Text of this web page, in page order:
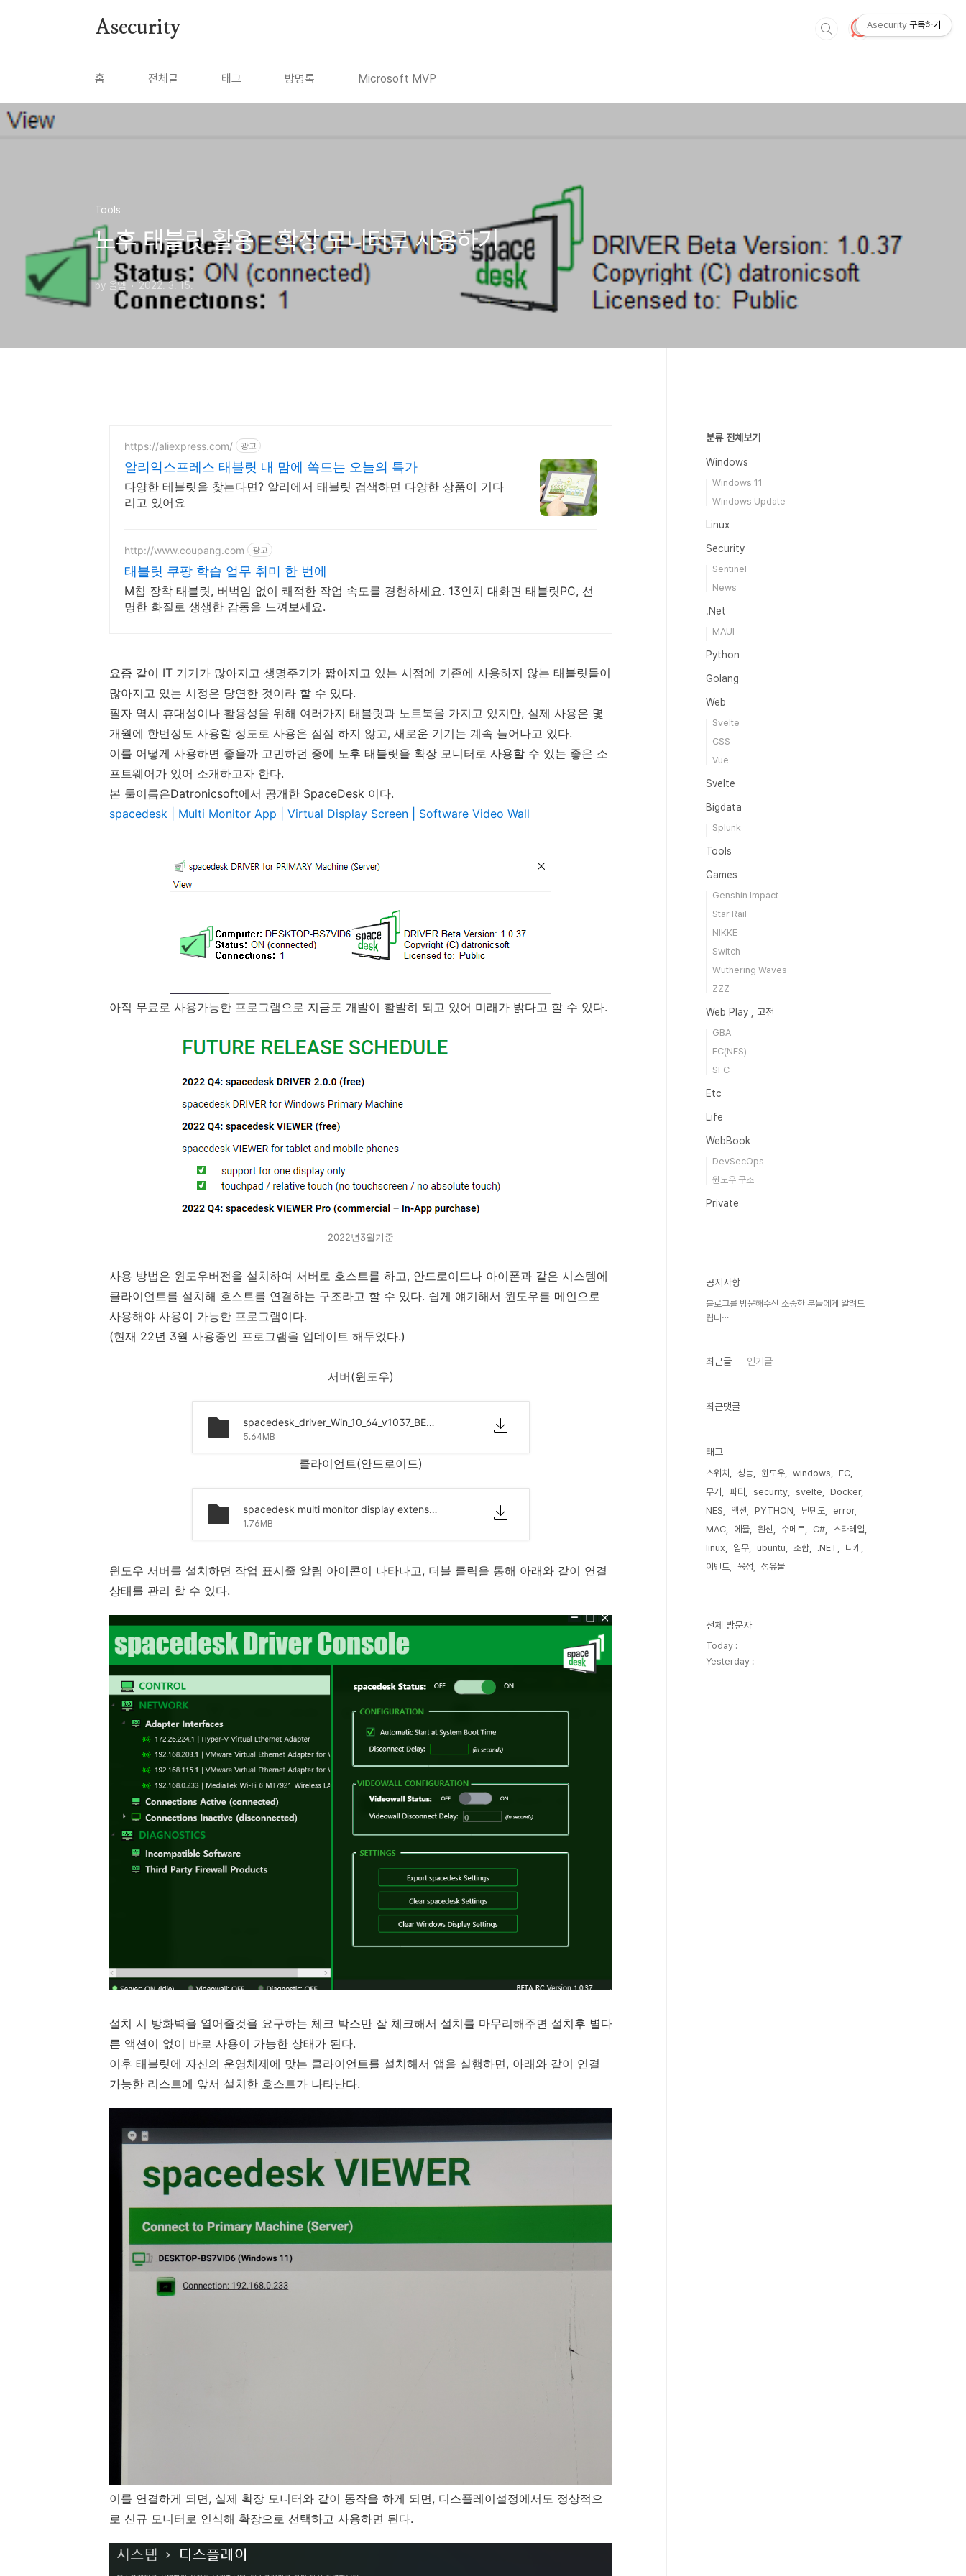
Asecurity
홈 전체글 태그 방명록 Microsoft MVP
Tools
노후 태블릿 활용 - 확장 모니터로 사용하기
by 올엠 2022. 3. 15.
https://aliexpress.com/ 광고
알리익스프레스 태블릿 내 맘에 쏙드는 오늘의 특가
다양한 테블릿을 찾는다면? 알리에서 태블릿 검색하면 다양한 상품이 기다
리고 있어요
http://www.coupang.com 광고
태블릿 쿠팡 학습 업무 취미 한 번에
M칩 장착 태블릿, 버벅임 없이 쾌적한 작업 속도를 경험하세요. 13인치 대화면 태블릿PC, 선
명한 화질로 생생한 감동을 느껴보세요.
요즘 같이 IT 기기가 많아지고 생명주기가 짧아지고 있는 시점에 기존에 사용하지 않는 태블릿들이
많아지고 있는 시정은 당연한 것이라 할 수 있다.
필자 역시 휴대성이나 활용성을 위해 여러가지 태블릿과 노트북을 가지고 있지만, 실제 사용은 몇
개월에 한번정도 사용할 정도로 사용은 점점 하지 않고, 새로운 기기는 계속 늘어나고 있다.
이를 어떻게 사용하면 좋을까 고민하던 중에 노후 태블릿을 확장 모니터로 사용할 수 있는 좋은 소
프트웨어가 있어 소개하고자 한다.
본 툴이름은Datronicsoft에서 공개한 SpaceDesk 이다.
spacedesk | Multi Monitor App | Virtual Display Screen | Software Video Wall
아직 무료로 사용가능한 프로그램으로 지금도 개발이 활발히 되고 있어 미래가 밝다고 할 수 있다.
2022년3월기준
사용 방법은 윈도우버전을 설치하여 서버로 호스트를 하고, 안드로이드나 아이폰과 같은 시스템에
클라이언트를 설치해 호스트를 연결하는 구조라고 할 수 있다. 쉽게 얘기해서 윈도우를 메인으로
사용해야 사용이 가능한 프로그램이다.
(현재 22년 3월 사용중인 프로그램을 업데이트 해두었다.)
서버(윈도우)
spacedesk_driver_Win_10_64_v1037_BETA.zip
5.64MB
클라이언트(안드로이드)
spacedesk multi monitor display extension screen_v0.9.94_apkpure.com.zip
1.76MB
윈도우 서버를 설치하면 작업 표시줄 알림 아이콘이 나타나고, 더블 클릭을 통해 아래와 같이 연결
상태를 관리 할 수 있다.
설치 시 방화벽을 열어줄것을 요구하는 체크 박스만 잘 체크해서 설치를 마무리해주면 설치후 별다
른 액션이 없이 바로 사용이 가능한 상태가 된다.
이후 태블릿에 자신의 운영체제에 맞는 클라이언트를 설치해서 앱을 실행하면, 아래와 같이 연결
가능한 리스트에 앞서 설치한 호스트가 나타난다.
이를 연결하게 되면, 실제 확장 모니터와 같이 동작을 하게 되면, 디스플레이설정에서도 정상적으
로 신규 모니터로 인식해 확장으로 선택하고 사용하면 된다.
분류 전체보기
Windows
Windows 11
Windows Update
Linux
Security
Sentinel
News
.Net
MAUI
Python
Golang
Web
Svelte
CSS
Vue
Svelte
Bigdata
Splunk
Tools
Games
Genshin Impact
Star Rail
NIKKE
Switch
Wuthering Waves
ZZZ
Web Play , 고전
GBA
FC(NES)
SFC
Etc
Life
WebBook
DevSecOps
윈도우 구조
Private
공지사항
블로그를 방문해주신 소중한 분들에게 알려드
립니⋯
최근글 인기글
최근댓글
태그
스위치 성능 윈도우 windows
FC
무기
파티 security svelte
Docker
NES
액션 PYTHON 닌텐도
error
MAC
에뮬 원신 수메르 C#
스타레일
linux
임무 ubuntu 조합 .NET
니케
이벤트
육성 성유물
전체 방문자
Today :
Yesterday :
Asecurity 구독하기